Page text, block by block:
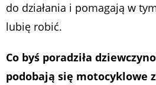
do działania i pomagają w
lubię robić.
Co byś poradziła
podobają się motocyklowe